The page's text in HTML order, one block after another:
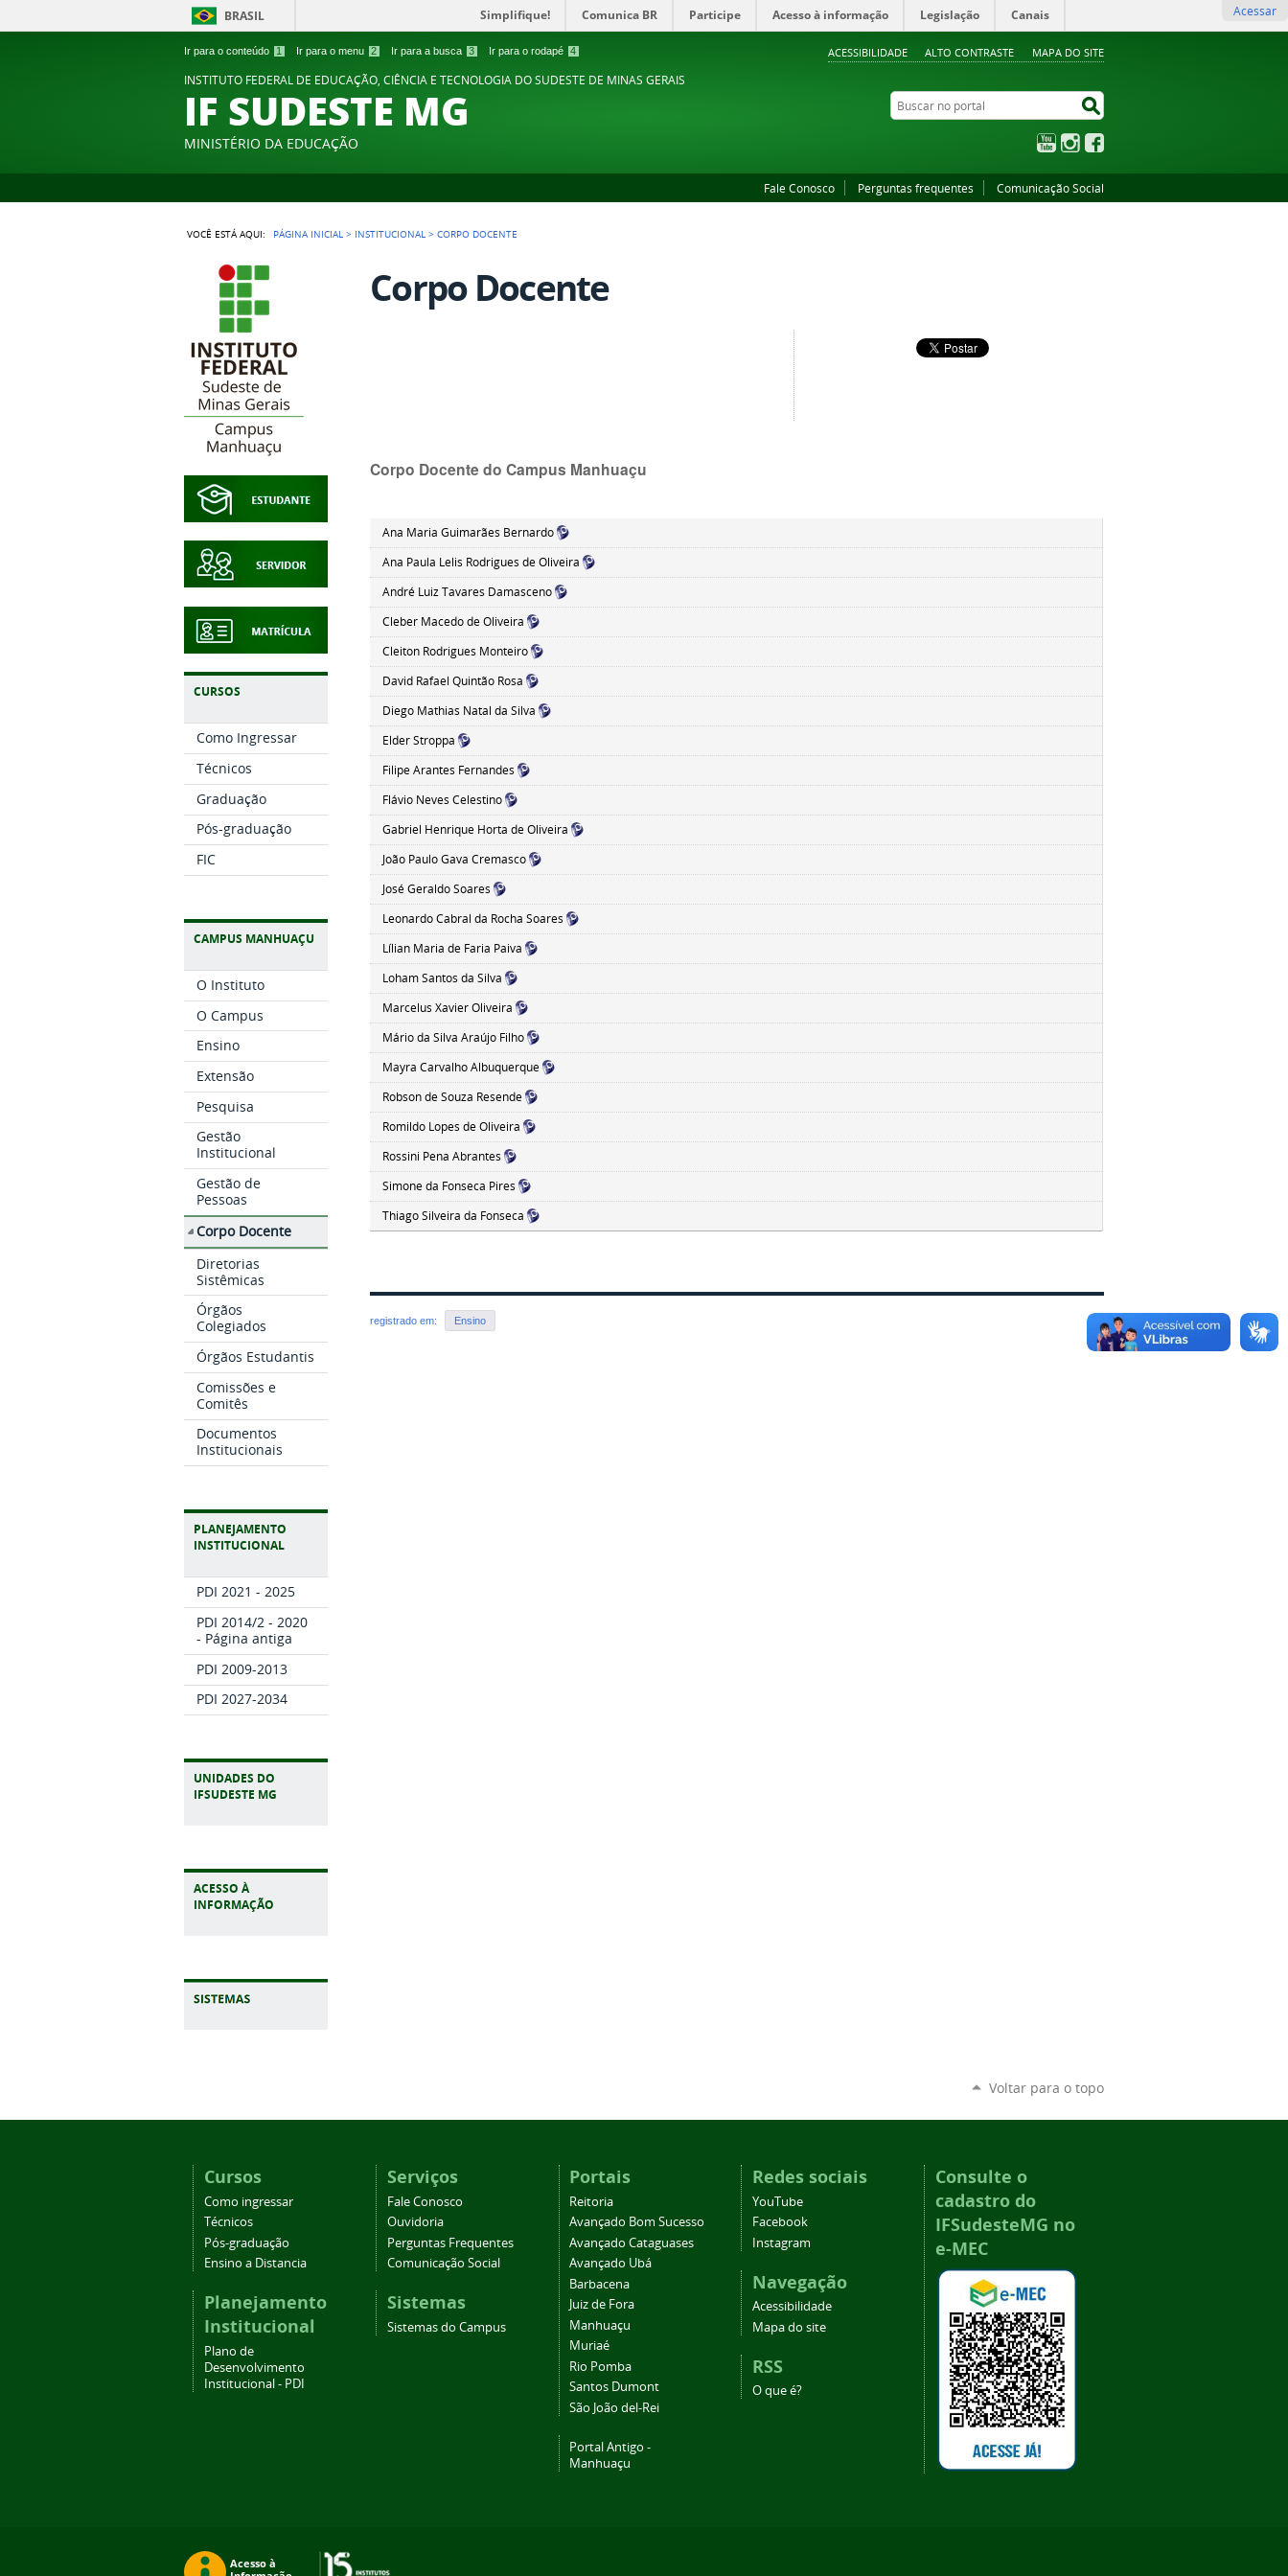
Ir para o conteúdo 1 Ir para o menu 2 Ir para a busca 3 Ir para o rodapé 4 ACESSIBILIDADE ALTO CONTRASTE MAPA DO SITE
BRASIL Simplifique! Comunica BR Participe Acesso à informação Legislação Canais Acessar
INSTITUTO FEDERAL DE EDUCAÇÃO, CIÊNCIA E TECNOLOGIA DO SUDESTE DE MINAS GERAIS
IF SUDESTE MG
MINISTÉRIO DA EDUCAÇÃO
Buscar no portal
YouTubeInstagram
Fale Conosco Perguntas frequentes Comunicação Social
VOCÊ ESTÁ AQUI: PÁGINA INICIAL > INSTITUCIONAL >CORPO DOCENTE
CURSOS
Como Ingressar
Técnicos
Graduação
Pós-graduação
FIC
CAMPUS MANHUAÇU
O Instituto
O Campus
Ensino
Extensão
Pesquisa
Gestão
Institucional
Gestão de
Pessoas
Corpo Docente
Diretorias
Sistêmicas
Órgãos
Colegiados
Órgãos Estudantis
Comissões e
Comitês
Documentos
Institucionais
PLANEJAMENTO
INSTITUCIONAL
PDI 2021 - 2025
PDI 2014/2 - 2020
- Página antiga
PDI 2009-2013
PDI 2027-2034
UNIDADES DO
IFSUDESTE MG
ACESSO À
INFORMAÇÃO
Corpo Docente
Corpo Docente do Campus Manhuaçu
Ana Maria Guimarães Bernardo
Ana Paula Lelis Rodrigues de Oliveira
André Luiz Tavares Damasceno
Cleber Macedo de Oliveira
Cleiton Rodrigues Monteiro
David Rafael Quintão Rosa
Diego Mathias Natal da Silva
Elder Stroppa
Filipe Arantes Fernandes
Flávio Neves Celestino
Gabriel Henrique Horta de Oliveira
João Paulo Gava Cremasco
José Geraldo Soares
Leonardo Cabral da Rocha Soares
Lílian Maria de Faria Paiva
Loham Santos da Silva
Marcelus Xavier Oliveira
Mário da Silva Araújo Filho
Mayra Carvalho Albuquerque
Robson de Souza Resende
Romildo Lopes de Oliveira
Rossini Pena Abrantes
Simone da Fonseca Pires
Thiago Silveira da Fonseca
registrado em: Ensino
Voltar para o topo
Cursos
Como ingressar
Técnicos
Pós-graduação
Ensino a Distancia
Planejamento
Institucional
Plano de
Desenvolvimento
Institucional - PDI
Serviços
Fale Conosco
Ouvidoria
Perguntas Frequentes
Comunicação Social
Sistemas
Sistemas do Campus
Portais
Reitoria
Avançado Bom Sucesso
Avançado Cataguases
Avançado Ubá
Barbacena
Juiz de Fora
Manhuaçu
Muriaé
Rio Pomba
Santos Dumont
São João del-Rei
Portal Antigo -
Manhuaçu
Redes sociais
YouTube
Facebook
Instagram
Navegação
Acessibilidade
Mapa do site
RSS
O que é?
Consulte o
cadastro do
IFSudesteMG no
e-MEC